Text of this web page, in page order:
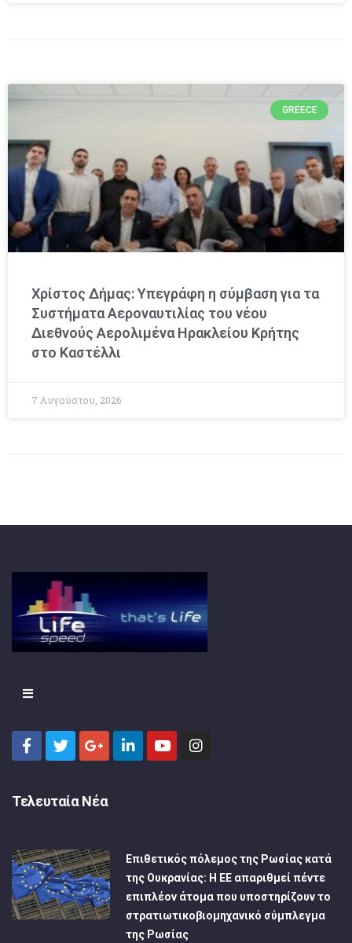
GREECE
Χρίστος Δήμας: Υπεγράφη η σύμβαση για τα
Συστήματα Αεροναυτιλίας του νέου
Διεθνούς Αερολιμένα Ηρακλείου Κρήτης
στο Καστέλλι
7 Αυγούστου, 2026
Τελευταία Νέα
Επιθετικός πόλεμος της Ρωσίας κατά
της Ουκρανίας: Η ΕΕ απαριθμεί πέντε
επιπλέον άτομα που υποστηρίζουν το
στρατιωτικοβιομηχανικό σύμπλεγμα
της Ρωσίας